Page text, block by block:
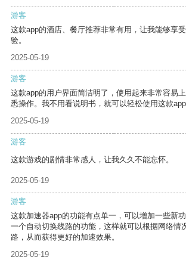
游客
这款app的酒店、餐厅推荐非常有用，让我能够享
验。
2025-05-19
游客
这款app的用户界面简洁明了，使用起来非常容易
悉操作。我不用看说明书，就可以轻松使用这款app
2025-05-19
游客
这款游戏的剧情非常感人，让我久久不能忘怀。
2025-05-19
游客
这款加速器app的功能有点单一，可以增加一些新
一个自动切换线路的功能，这样就可以根据网络情
路，从而获得更好的加速效果。
2025-05-19